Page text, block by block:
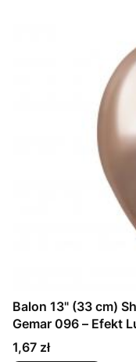
Balon 13" (33 cm)
Gemar 096 – Efekt
Cena
1,67 zł